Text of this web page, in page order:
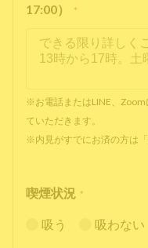
17:00）
*
※お電話またはLINE、
ていただきます。
※内見がすでにお済の方は
喫煙状況 *
吸う 吸わない